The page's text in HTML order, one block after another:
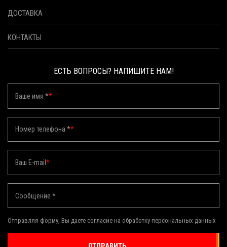
ДОСТАВКА
КОНТАКТЫ
ЕСТЬ ВОПРОСЫ? НАПИШИТЕ НАМ!
Ваше имя **
Номер телефона **
Ваш E-mail *
Сообщение *
Отправляя форму, Вы даете согласие на обработку персональных данных